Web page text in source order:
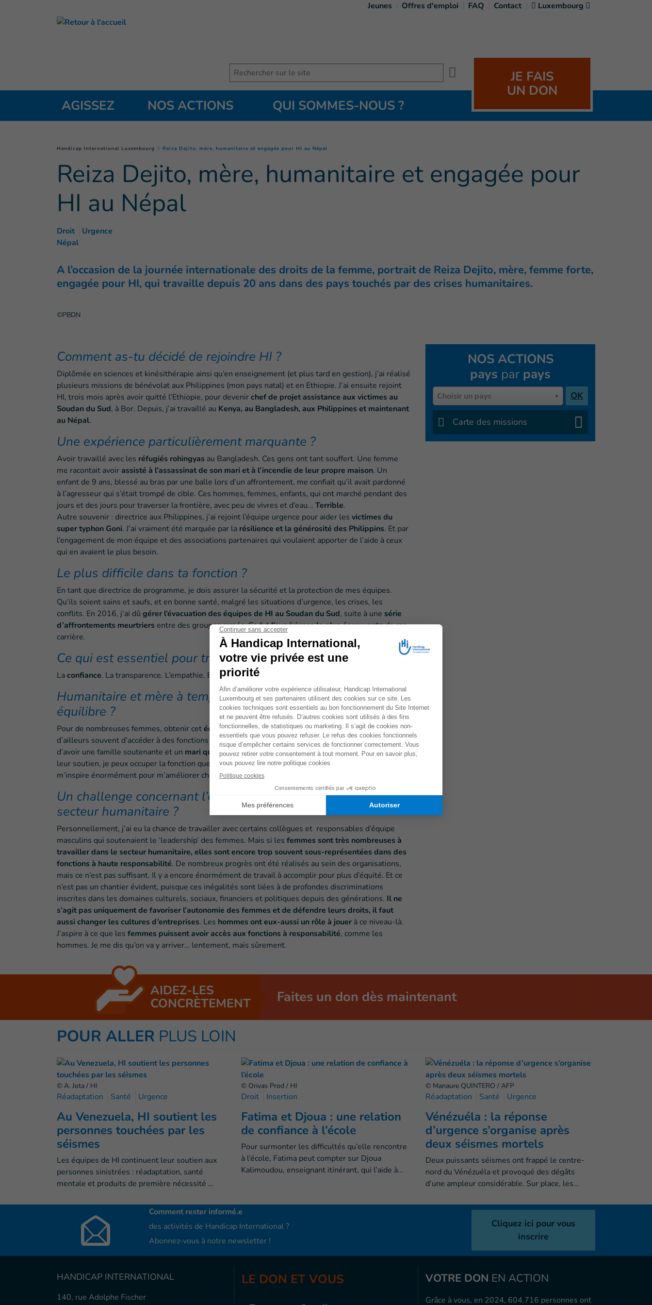
Jeunes Offres d'emploi FAQ Contact Luxembourg
Search
JE FAIS
UN DON
AGISSEZ
NOS ACTIONS QUI SOMMES-NOUS ?
You are here :
Handicap International Luxembourg Reiza Dejito, mère, humanitaire et engagée pour HI au Népal
Reiza Dejito, mère, humanitaire et engagée pour
HI au Népal
Droit
Urgence
Népal
A l’occasion de la journée internationale des droits de la femme, portrait de Reiza Dejito, mère, femme forte,
engagée pour HI, qui travaille depuis 20 ans dans des pays touchés par des crises humanitaires.
©PBDN
Comment as-tu décidé de rejoindre HI ?
Diplômée en sciences et kinésithérapie ainsi qu’en enseignement (et plus tard en gestion), j’ai réalisé
plusieurs missions de bénévolat aux Philippines (mon pays natal) et en Ethiopie. J’ai ensuite rejoint
HI, trois mois après avoir quitté l’Ethiopie, pour devenirchef de projet assistance aux victimes au
Soudan du Sud, à Bor. Depuis, j’ai travaillé au Kenya, au Bangladesh, aux Philippines et maintenant
au Népal.
Une expérience particulièrement marquante ?
Avoir travaillé avec les réfugiés rohingyas au Bangladesh. Ces gens ont tant souffert. Une femme
me racontait avoirassisté à l’assassinat de son mari et à l’incendie de leur propre maison. Un
enfant de 9 ans, blessé au bras par une balle lors d’un affrontement, me confiait qu’il avait pardonné
à l’agresseur qui s’était trompé de cible. Ces hommes, femmes, enfants, qui ont marché pendant des
jours et des jours pour traverser la frontière, avec peu de vivres et d’eau... Terrible.
Autre souvenir : directrice aux Philippines, j’ai rejoint l’équipe urgence pour aider les victimes du
super typhon Goni. J’ai vraiment été marquée par la résilience et la générosité des Philippins. Et par
l’engagement de mon équipe et des associations partenaires qui voulaient apporter de l’aide à ceux
qui en avaient le plus besoin.
Le plus difficile dans ta fonction ?
En tant que directrice de programme, je dois assurer la sécurité et la protection de mes équipes.
Qu’ils soient sains et saufs, et en bonne santé, malgré les situations d’urgence, les crises, les
conflits. En 2016, j’ai dû gérer l’évacuation des équipes de HI au Soudan du Sud, suite à une série
d’affrontements meurtriers entre des groupes armés. Ce futl’expérience la plus éprouvantede ma
carrière.
Ce qui est essentiel pour travailler avec ton équipe?
Laconfiance. La transparence. L’empathie. Et pouvoirrire ensemble
Humanitaire et mère à temps plein : comment assures-tu cet
équilibre ?
Pour de nombreuses femmes, obtenir cetéquilibre est un immense challenge, qui les empêche
d’ailleurs souvent d’accéder à des fonctions avec plus de responsabilités. J’ai énormément de chance
d’avoir une famille soutenante et un mari qui s’occupe de nos enfants quand je travaille. Grâce à
leur soutien, je peux occuper la fonction que j’ai. Ma famille est ma plus grande motivation, cela
m’inspire énormément pour m’améliorer chaque jour.
Un challenge concernant l’équité homme-femme dans le
secteur humanitaire ?
Personnellement, j’ai eu la chance de travailler avec certains collègues et responsables d’équipe
masculins qui soutenaient le ‘leadership’ des femmes. Mais si les femmes sont très nombreuses à
travailler dans le secteur humanitaire, elles sont encore trop souvent sous-représentées dans des
fonctions à haute responsabilité. De nombreux progrès ont été réalisés au sein des organisations,
mais ce n’est pas suffisant. Il y a encore énormément de travail à accomplir pour plus d’équité. Et ce
n’est pas un chantier évident, puisque ces inégalités sont liées à de profondes discriminations
inscrites dans les domaines culturels, sociaux, financiers et politiques depuis des générations. Il ne
s’agit pas uniquement de favoriser l’autonomie des femmes et de défendre leurs droits, il faut
aussi changer les cultures d’entreprises. Les hommes ont eux-aussi un rôle à jouer à ce niveau-là.
J’aspire à ce que les femmes puissent avoir accès aux fonctions à responsabilité, comme les
hommes. Je me dis qu’on va y arriver… lentement, mais sûrement.
NOS ACTIONS
pays par pays
PaysChoisir un pays OK
Carte des missions
AIDEZ-LES
CONCRÈTEMENT Faites un don dès maintenant
POUR ALLER PLUS LOIN
© A. Jota / HI
Réadaptation Santé Urgence
Au Venezuela, HI soutient les
personnes touchées par les
séismes
Les équipes de HI continuent leur soutien aux
personnes sinistrées : réadaptation, santé
mentale et produits de première nécessité …
© Orivas Prod / HI
Droit Insertion
Fatima et Djoua : une relation
de confiance à l’école
Pour surmonter les difficultés qu’elle rencontre
à l’école, Fatima peut compter sur Djoua
Kalimoudou, enseignant itinérant, qui l’aide à…
© Manaure QUINTERO / AFP
Réadaptation Santé Urgence
Vénézuéla : la réponse
d’urgence s’organise après
deux séismes mortels
Deux puissants séismes ont frappé le centre-
nord du Vénézuéla et provoqué des dégâts
d’une ampleur considérable. Sur place, les…
Comment rester informé.e
des activités de Handicap International ?
Abonnez-vous à notre newsletter !
Cliquez ici pour vous
inscrire
HANDICAP INTERNATIONAL
140, rue Adolphe Fischer
LE DON ET VOUS VOTRE DON EN ACTION
Grâce à vous, en 2024, 604.716 personnes ont